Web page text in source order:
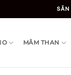
SĂN
MÂM THAN